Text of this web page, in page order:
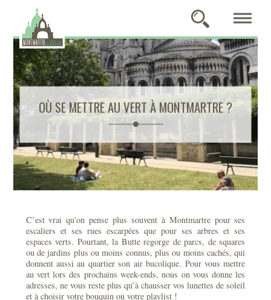
OÙ SE METTRE AU VERT À MONTMARTRE ?
C’est vrai qu’on pense plus souvent à Montmartre pour ses
escaliers et ses rues escarpées que pour ses arbres et ses
espaces verts. Pourtant, la Butte regorge de parcs, de squares
ou de jardins plus ou moins connus, plus ou moins cachés, qui
donnent aussi au quartier son air bucolique. Pour vous mettre
au vert lors des prochains week-ends, nous on vous donne les
adresses, ne vous reste plus qu’à chausser vos lunettes de soleil
et à choisir votre bouquin ou votre playlist !